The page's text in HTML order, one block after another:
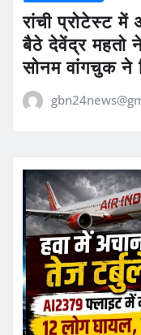
रांची प्रोटेस्ट
बैठे देवेंद्र
सोनम वांगचुक ने